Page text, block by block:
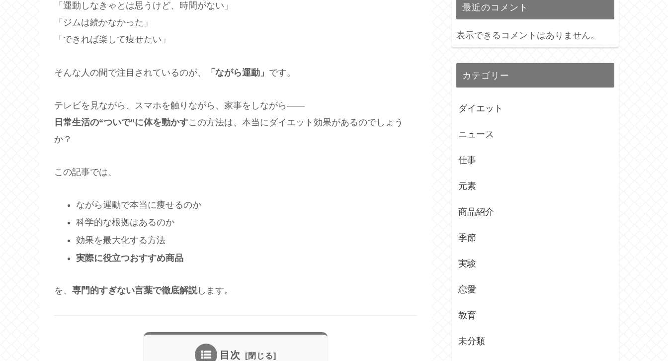
「運動しなきゃとは思うけど、時間がない」
「ジムは続かなかった」
「できれば楽して痩せたい」
そんな人の間で注目されているのが、 「ながら運動」 です。
テレビを見ながら、スマホを触りながら、家事をしながら――
日常生活の“ついで”に体を動かすこの方法は、本当にダイエット効果があるのでしょう
か？
この記事では、
ながら運動で本当に痩せるのか
科学的な根拠はあるのか
効果を最大化する方法
実際に役立つおすすめ商品
を、 専門的すぎない言葉で徹底解説します。
目次
最近のコメント
表示できるコメントはありません。
カテゴリー
ダイエット
ニュース
仕事
元素
商品紹介
季節
実験
恋愛
教育
未分類